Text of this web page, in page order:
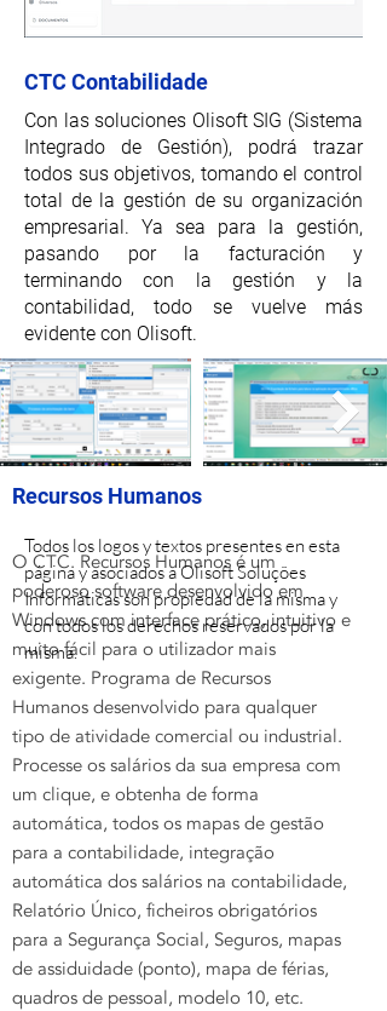
CTC Contabilidade
Con las soluciones Olisoft SIG (Sistema
Integrado de Gestión), podrá trazar
todos sus objetivos, tomando el control
total de la gestión de su organización
empresarial. Ya sea para la gestión,
pasando por la facturación y
terminando con la gestión y la
contabilidad, todo se vuelve más
evidente con Olisoft.
Recursos Humanos
O CTC. Recursos Humanos é um
poderoso software desenvolvido em
Windows com interface prático, intuitivo e
muito fácil para o utilizador mais
exigente. Programa de Recursos
Humanos desenvolvido para qualquer
tipo de atividade comercial ou industrial.
Processe os salários da sua empresa com
um clique, e obtenha de forma
automática, todos os mapas de gestão
para a contabilidade, integração
automática dos salários na contabilidade,
Relatório Único, ficheiros obrigatórios
para a Segurança Social, Seguros, mapas
de assiduidade (ponto), mapa de férias,
quadros de pessoal, modelo 10, etc.
Todos los logos y textos presentes en esta
página y asociados a Olisoft Soluções
Informáticas son propiedad de la misma y
con todos los derechos reservados por la
misma.